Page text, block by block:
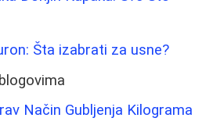
Šta izabrati za usne?
Način Gubljenja Kilograma